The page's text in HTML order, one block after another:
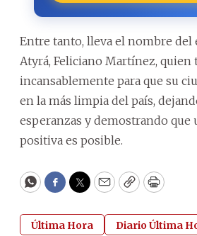
Entre tanto, lleva el nombre del
Atyrá, Feliciano Martínez, quien
incansablemente para que su
en la más limpia del país,
esperanzas y demostrando que
positiva es posible.
WhatsApp
Facebook
Twitter
EmailCopyPrint
Última Hora Diario Última